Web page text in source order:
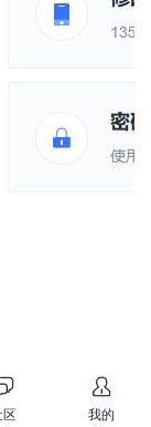
区 我的